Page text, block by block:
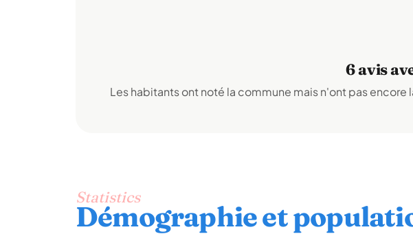
6 avis
Les habitants ont noté la commune mais n'ont pas
Statistics
Démographie et